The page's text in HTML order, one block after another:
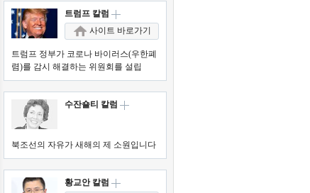
트럼프 칼럼
사이트 바로가기
트럼프 정부가 코로나 바이러스(우한폐
렴)를 감시 해결하는 위원회를 설립
수잔숄티 칼럼
북조선의 자유가 새해의 제 소원입니다
황교안 칼럼